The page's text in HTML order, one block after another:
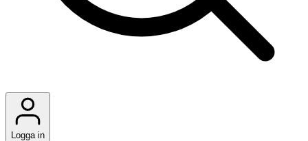
Logga in